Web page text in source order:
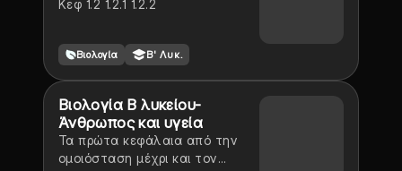
Κεφ 1.2 1.2.1 1.2.2
Βιολογία Β' Λυκ.
Βιολογία Β λυκείου-
Άνθρωπος και υγεία
Τα πρώτα κεφάλαια από την
ομοιόσταση μέχρι και τον